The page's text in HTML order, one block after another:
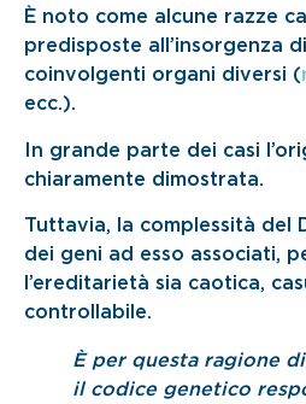
È noto come alcune razze
predisposte all’insorgenza
coinvolgenti organi diversi (
ecc.).
In grande parte dei casi
chiaramente dimostrata.
Tuttavia, la complessità del
dei geni ad esso associati,
l’ereditarietà sia caotica,
controllabile.
È per questa ragione
il codice genetico